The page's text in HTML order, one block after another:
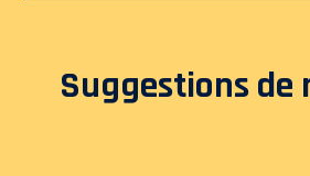
Suggestions de